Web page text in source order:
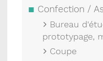
Confection /
Bureau
prototypage,
Coupe